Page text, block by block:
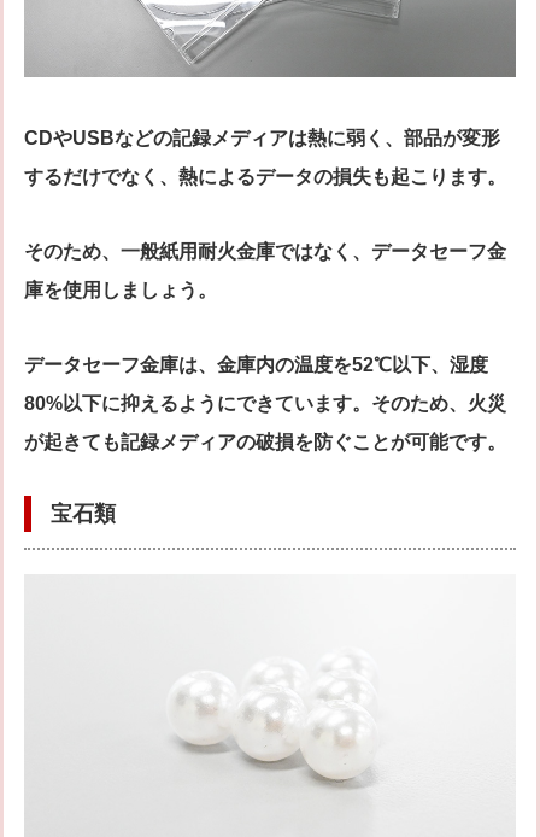
CDやUSBなどの記録メディアは熱に弱く、部品が変形
するだけでなく、熱によるデータの損失も起こります。
そのため、一般紙用耐火金庫ではなく、データセーフ金
庫を使用しましょう。
データセーフ金庫は、金庫内の温度を52℃以下、湿度
80%以下に抑えるようにできています。そのため、火災
が起きても記録メディアの破損を防ぐことが可能です。
宝石類